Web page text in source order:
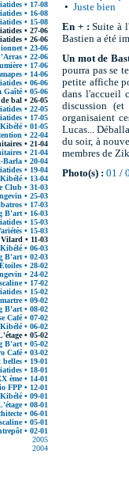
• 17-08
• 16-08
• 15-08
• 27-06
• 26-06
• 23-06
• 22-06
• 17-06
• 14-06
• 06-06
Gaîté • 05-06
bal • 26-05
• 22-05
• 17-05
• 01-05
• 22-04
• 21-04
• 21-04
Barla • 20-04
• 19-04
• 13-04
Club • 31-03
• 25-03
• 17-03
B'art • 16-03
• 15-03
• 15-03
• 11-03
• 06-03
B'art • 02-03
• 28-02
• 24-02
• 17-02
• 15-02
• 09-02
B'art • 08-02
Café • 07-02
• 06-02
• 05-02
B'art • 05-02
Café • 03-02
• 19-01
• 18-01
ème • 14-01
FPP • 12-01
• 09-01
• 08-01
• 06-01
• 05-01
• 02-01
2005
2004
• Juste bien
En + : Suite à
Bastien a été
Un mot de
pourra pas se
petite affiche
dans l'accueil
discussion
organisaient
Lucas...
du soir, à
membres de
Photo(s) : 01 /